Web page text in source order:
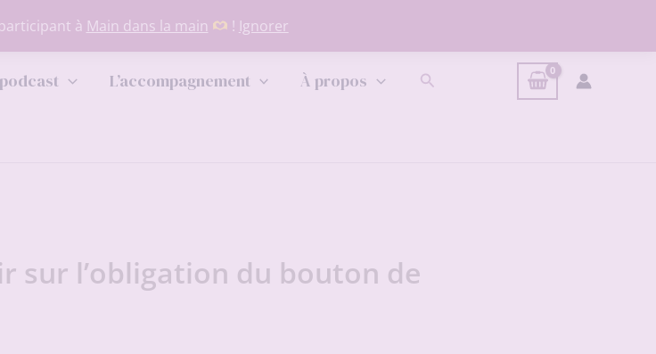
à Main dans la main ! Ignorer
L’accompagnement À propos Rechercher
l’obligation du bouton de